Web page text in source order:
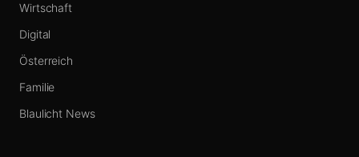
Wirtschaft
Digital
Österreich
Familie
Blaulicht News